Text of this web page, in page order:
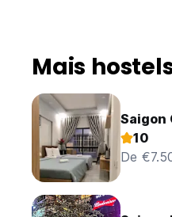
Mais
Saigon
10
De